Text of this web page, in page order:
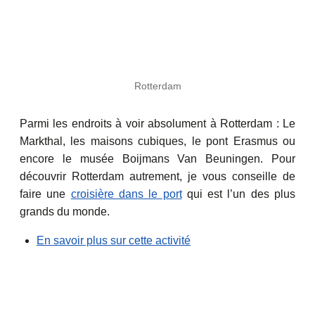
Rotterdam
Parmi les endroits à voir absolument à Rotterdam : Le
Markthal, les maisons cubiques, le pont Erasmus ou
encore le musée Boijmans Van Beuningen. Pour
découvrir Rotterdam autrement, je vous conseille de
faire une croisière dans le portqui est l’un des plus
grands du monde.
En savoir plus sur cette activité